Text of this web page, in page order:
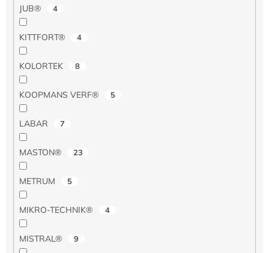
JUB® 4
KITTFORT® 4
KOLORTEK 8
KOOPMANS VERF® 5
LABAR 7
MASTON® 23
METRUM 5
MIKRO-TECHNIK® 4
MISTRAL® 9